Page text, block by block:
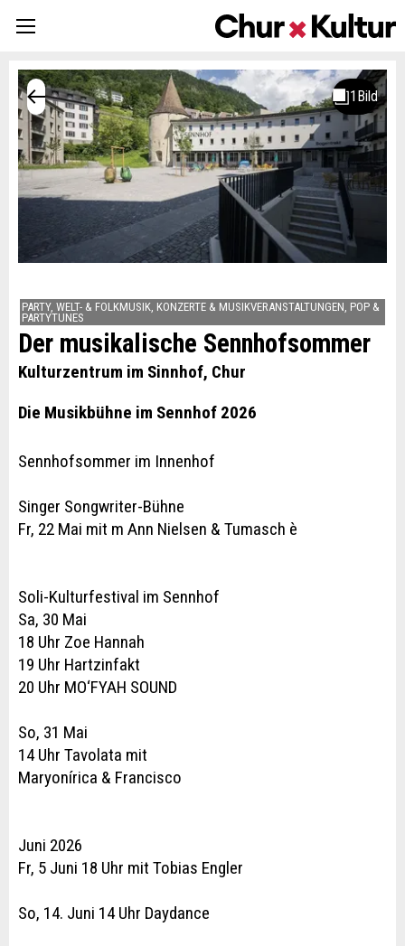
PARTY, WELT- & FOLKMUSIK, KONZERTE & MUSIKVERANSTALTUNGEN, POP &
PARTYTUNES
Der musikalische Sennhofsommer
Kulturzentrum im Sinnhof, Chur
Die Musikbühne im Sennhof 2026
Sennhofsommer im Innenhof
Singer Songwriter-Bühne
Fr, 22 Mai mit m Ann Nielsen & Tumasch è
Soli-Kulturfestival im Sennhof
Sa, 30 Mai
18 Uhr Zoe Hannah
19 Uhr Hartzinfakt
20 Uhr MO‘FYAH SOUND
So, 31 Mai
14 Uhr Tavolata mit
Maryonírica & Francisco
Juni 2026
Fr, 5 Juni 18 Uhr mit Tobias Engler
So, 14. Juni 14 Uhr Daydance